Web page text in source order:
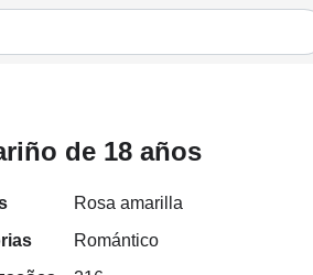
de 18 años
Rosa amarilla
Romántico